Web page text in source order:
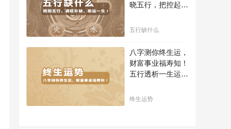
晓五行，把控起伏
助运你的一生！
五行缺什么
八字测你终生运，
财富事业福寿知！
五行透析一生运势
长终生富贵！
终生运势